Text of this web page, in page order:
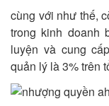
cùng với như thế,
trong kinh doanh
luyện và cung
quản lý là 3% trên